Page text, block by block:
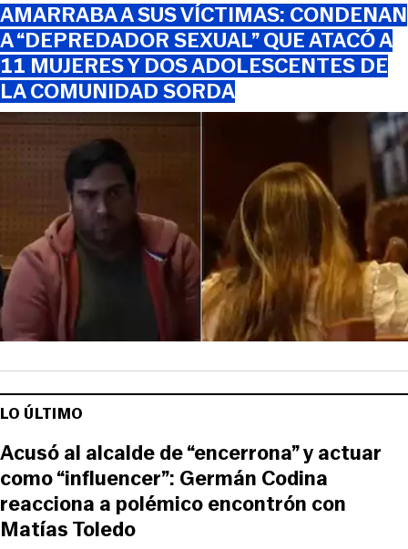
AMARRABA A SUS VÍCTIMAS: CONDENAN
A “DEPREDADOR SEXUAL” QUE ATACÓ A
11 MUJERES Y DOS ADOLESCENTES DE
LA COMUNIDAD SORDA
LO ÚLTIMO
Acusó al alcalde de “encerrona” y actuar
como “influencer”: Germán Codina
reacciona a polémico encontrón con
Matías Toledo